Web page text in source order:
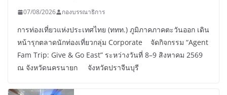
07/08/2026 กองบรรณาธิการ
การท่องเที่ยวแห่งประเทศไทย (ททท.) ภูมิภาคภาคตะวันออก เดิน
หน้ารุกตลาดนักท่องเที่ยวกลุ่ม Corporate จัดกิจกรรม “Agent
Fam Trip: Give & Go East” ระหว่างวันที่ 8–9 สิงหาคม 2569
ณ จังหวัดนครนายก จังหวัดปราจีนบุรี